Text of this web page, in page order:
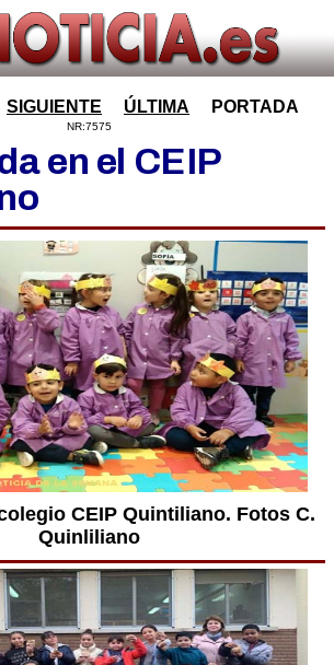
SIGUIENTE ÚLTIMA PORTADA
NR:7575
en el CEIP
CEIP Quintiliano. Fotos C.
Quinliliano